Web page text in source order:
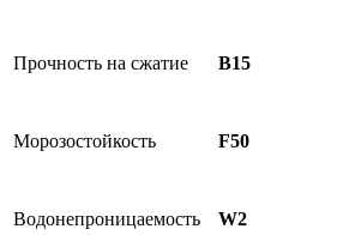
Прочность на сжатие B15
Морозостойкость F50
Водонепроницаемость W2